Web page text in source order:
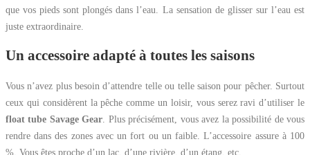
que vos pieds sont plongés dans l’eau. La sensation de glisser sur l’eau est
juste extraordinaire.
Un accessoire adapté à toutes les saisons
Vous n’avez plus besoin d’attendre telle ou telle saison pour pêcher. Surtout
ceux qui considèrent la pêche comme un loisir, vous serez ravi d’utiliser le
float tube Savage Gear . Plus précisément, vous avez la possibilité de vous
rendre dans des zones avec un fort ou un faible. L’accessoire assure à 100
%. Vous êtes proche d’un lac, d’une rivière, d’un étang, etc.